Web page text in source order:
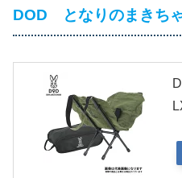
DOD となりのまきち